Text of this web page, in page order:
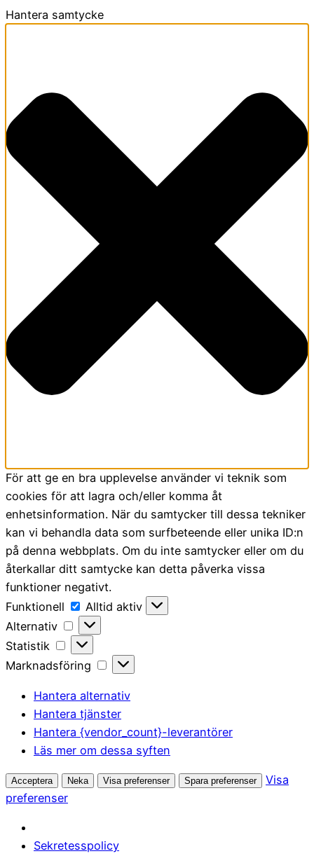
Hantera samtycke
För att ge en bra upplevelse använder vi teknik som
cookies för att lagra och/eller komma åt
enhetsinformation. När du samtycker till dessa tekniker
kan vi behandla data som surfbeteende eller unika ID:n
på denna webbplats. Om du inte samtycker eller om du
återkallar ditt samtycke kan detta påverka vissa
funktioner negativt.
Funktionell
Funktionell
Alltid aktiv
Alternativ
Alternativ
Statistik
Statistik
Marknadsföring
Marknadsföring
Hantera alternativ
Hantera tjänster
Hantera {vendor_count}-leverantörer
Läs mer om dessa syften
Acceptera Neka Visa preferenser Spara preferenser
Visa
preferenser
Sekretesspolicy